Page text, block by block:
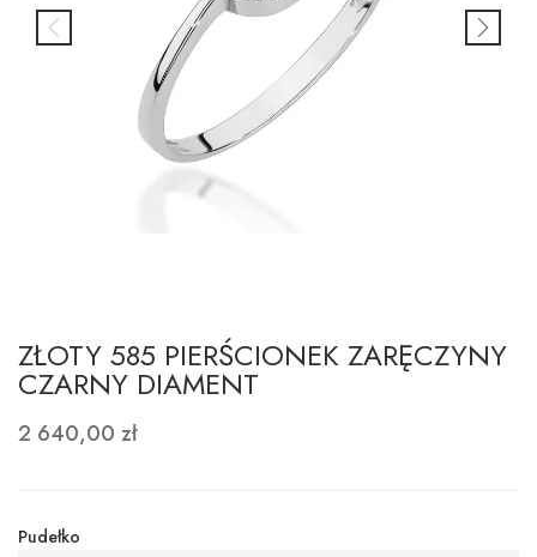
ZŁOTY 585 PIERŚCIONEK ZARĘCZYNY
CZARNY DIAMENT
2 640,00 zł
Pudełko